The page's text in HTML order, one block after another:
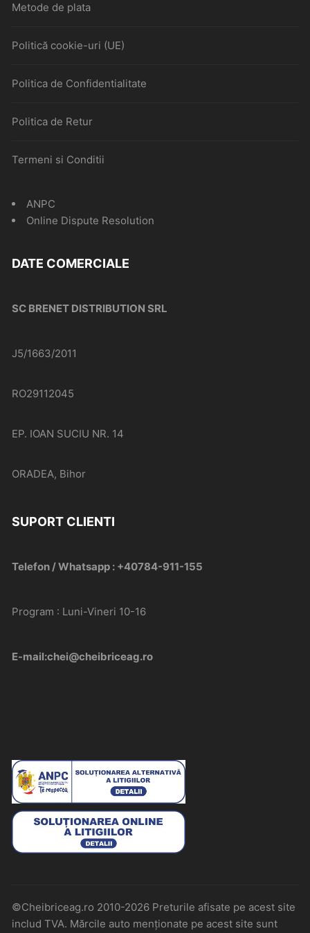
Metode de plata
Politică cookie-uri (UE)
Politica de Confidentialitate
Politica de Retur
Termeni si Conditii
ANPC
Online Dispute Resolution
DATE COMERCIALE
SC BRENET DISTRIBUTION SRL
J5/1663/2011
RO29112045
EP. IOAN SUCIU NR. 14
ORADEA, Bihor
SUPORT CLIENTI
Telefon / Whatsapp : +40784-911-155
Program : Luni-Vineri 10-16
E-mail:chei@cheibriceag.ro
©Cheibriceag.ro 2010-2026 Preturile afisate pe acest site
includ TVA. Mărcile auto menționate pe acest site sunt